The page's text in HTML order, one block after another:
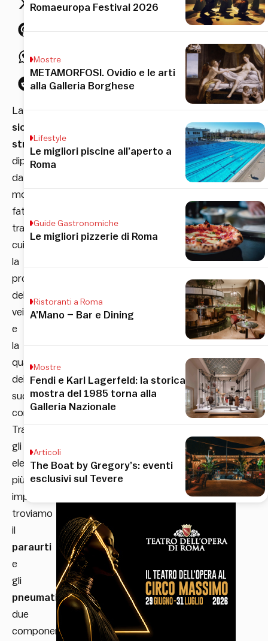
La
sicurezza
stradale
dipende
da
molteplici
fattori,
tra
cui
la
progettazione
del
veicolo
e
la
qualità
dei
suoi
componenti.
Tra
gli
elementi
più
importanti
troviamo
il
paraurti
e
gli
pneumatici,
due
componenti
Romaeuropa Festival 2026
Mostre
METAMORFOSI. Ovidio e le arti
alla Galleria Borghese
Lifestyle
Le migliori piscine all’aperto a
Roma
Guide Gastronomiche
Le migliori pizzerie di Roma
Ristoranti a Roma
A’Mano – Bar e Dining
Mostre
Fendi e Karl Lagerfeld: la storica
mostra del 1985 torna alla
Galleria Nazionale
Articoli
The Boat by Gregory’s: eventi
esclusivi sul Tevere